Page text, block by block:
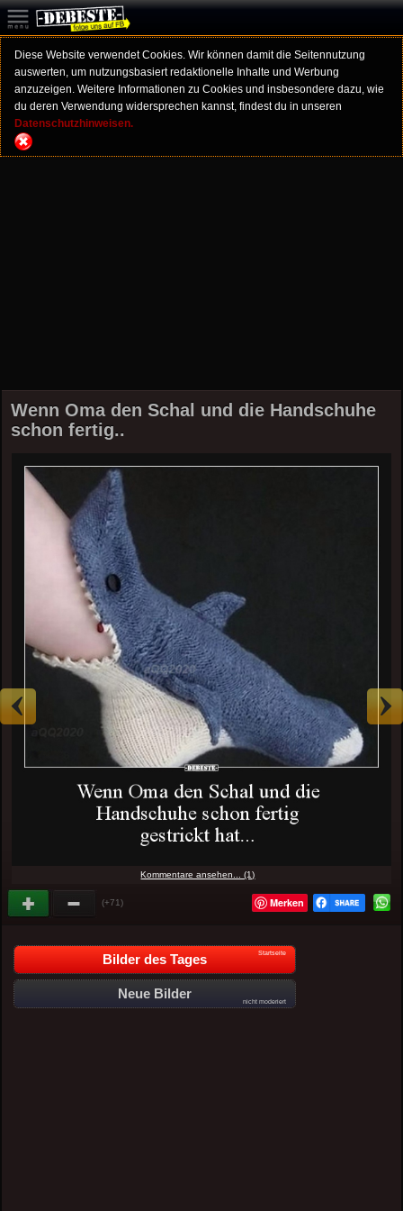
Diese Website verwendet Cookies. Wir können damit die Seitennutzung
auswerten, um nutzungsbasiert redaktionelle Inhalte und Werbung
anzuzeigen. Weitere Informationen zu Cookies und insbesondere dazu, wie
du deren Verwendung widersprechen kannst, findest du in unseren
Datenschutzhinweisen.
Wenn Oma den Schal und die Handschuhe
schon fertig..
Kommentare ansehen... (1)
(+71) Merken
Bilder des Tages Startseite
Neue Bilder
nicht moderiert